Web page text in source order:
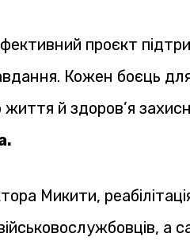
проєкт
Кожен боєць
життя й здоров’я
Микити,
а